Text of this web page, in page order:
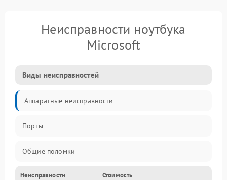
Неисправности ноутбука
Microsoft
Виды неисправностей
Аппаратные неисправности
Порты
Общие поломки
Устройства
Неисправности Стоимость